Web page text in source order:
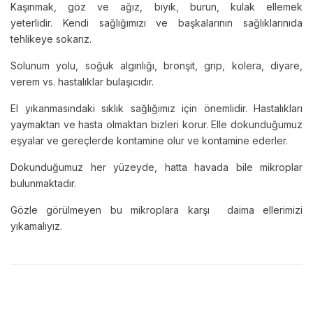
Kaşınmak, göz ve ağız, bıyık, burun, kulak ellemek
yeterlidir. Kendi sağlığımızı ve başkalarının sağlıklarınıda
tehlikeye sokarız.
Solunum yolu, soğuk algınlığı, bronşit, grip, kolera, diyare,
verem vs. hastalıklar bulaşıcıdır.
El yıkanmasındaki sıklık sağlığımız için önemlidir. Hastalıkları
yaymaktan ve hasta olmaktan bizleri korur. Elle dokunduğumuz
eşyalar ve gereçlerde kontamine olur ve kontamine ederler.
Dokunduğumuz her yüzeyde, hatta havada bile mikroplar
bulunmaktadır.
Gözle görülmeyen bu mikroplara karşı daima ellerimizi
yıkamalıyız.